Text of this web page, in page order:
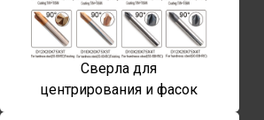
Сверла для
центрирования и фасок